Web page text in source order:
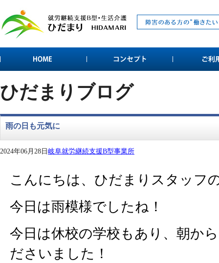
ひだまりブログ
雨の日も元気に
2024年06月28日岐阜就労継続支援B型事業所
こんにちは、ひだまりスタッフ
今日は雨模様でしたね！
今日は休校の学校もあり、朝か
ださいました！